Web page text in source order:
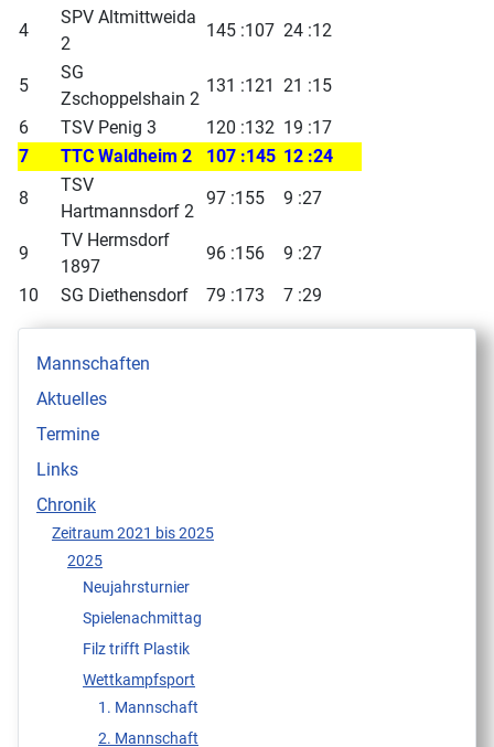
Mannschaften
Aktuelles
Termine
Links
Chronik
Zeitraum 2021 bis 2025
2025
Neujahrsturnier
Spielenachmittag
Filz trifft Plastik
Wettkampfsport
1. Mannschaft
2. Mannschaft
4
SPV Altmittweida
2
145 :107 24 :12
5
SG
Zschoppelshain 2
131 :121 21 :15
6
TSV Penig 3 120 :132 19 :17
7
TTC Waldheim 2 107 :145 12 :24
8
TSV
Hartmannsdorf 2
97 :155 9 :27
9
TV Hermsdorf
1897
96 :156
9 :27
10
SG Diethensdorf 79 :173 7 :29